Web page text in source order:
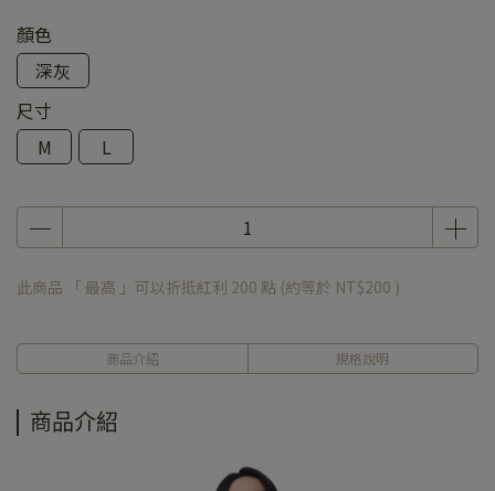
顏色
深灰
尺寸
M
L
此商品 「 最高 」可以折抵紅利 200 點 (約等於 NT$200 )
商品介紹 規格說明
商品介紹